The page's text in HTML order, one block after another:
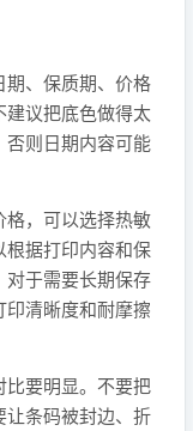
、保质期、价格
议把底色做得太
则日期内容可能
，可以选择热敏
根据打印内容和保
于需要长期保存
清晰度和耐摩擦
要明显。不要把
条码被封边、折